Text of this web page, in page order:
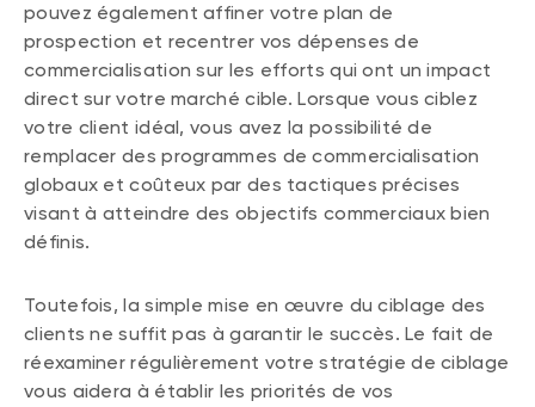
pouvez également affiner votre plan de
prospection et recentrer vos dépenses de
commercialisation sur les efforts qui ont un impact
direct sur votre marché cible. Lorsque vous ciblez
votre client idéal, vous avez la possibilité de
remplacer des programmes de commercialisation
globaux et coûteux par des tactiques précises
visant à atteindre des objectifs commerciaux bien
définis.
Toutefois, la simple mise en œuvre du ciblage des
clients ne suffit pas à garantir le succès. Le fait de
réexaminer régulièrement votre stratégie de ciblage
vous aidera à établir les priorités de vos